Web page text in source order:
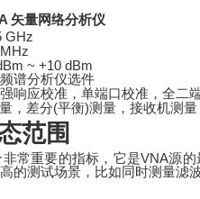
矢量网络分析仪
GHz
~ +10 dBm
谱分析仪选件
响应校准，单端口校准，全二
，差分(平衡)测量，接收机测
范围
非常重要的指标，它是VNA源的
的测试场景，比如同时测量滤